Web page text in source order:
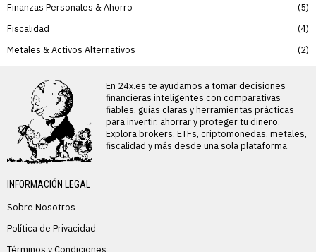
Finanzas Personales & Ahorro
5
Fiscalidad
4
Metales & Activos Alternativos
2
En 24x.es te ayudamos a tomar decisiones
financieras inteligentes con comparativas
fiables, guías claras y herramientas prácticas
para invertir, ahorrar y proteger tu dinero.
Explora brokers, ETFs, criptomonedas, metales,
fiscalidad y más desde una sola plataforma.
INFORMACIÓN LEGAL
Sobre Nosotros
Política de Privacidad
Términos y Condiciones